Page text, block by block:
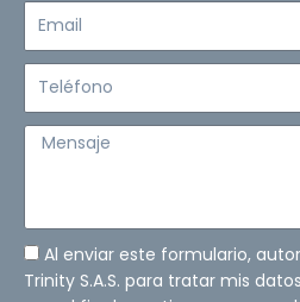
Mensaje
Al enviar este formulario,
Trinity S.A.S. para tratar mis